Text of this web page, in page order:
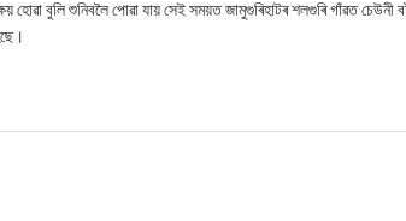
বুলি শুনিবলৈ পোৱা যায় সেই সময়ত জামুগুৰিহাটৰ শলগুৰি গাঁৱত চেউনী